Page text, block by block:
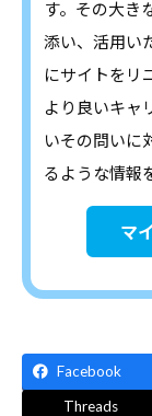
す。その大き
添い、活用い
にサイトをリ
より良いキャ
いその問いに
るような情報
マ
Facebook
Threads